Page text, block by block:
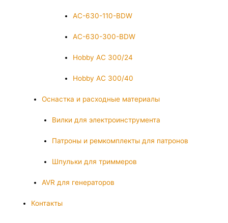
AC-630-110-BDW
AC-630-300-BDW
Hobby AC 300/24
Hobby AC 300/40
Оснастка и расходные материалы
Вилки для электроинструмента
Патроны и ремкомплекты для патронов
Шпульки для триммеров
AVR для генераторов
Контакты